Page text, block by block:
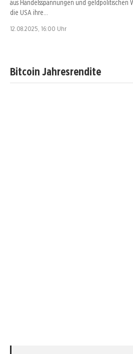
aus Handelsspannungen und geldpolitischen
die USA ihre…
12.08.2025, 16:00 Uhr
Bitcoin Jahresrendite